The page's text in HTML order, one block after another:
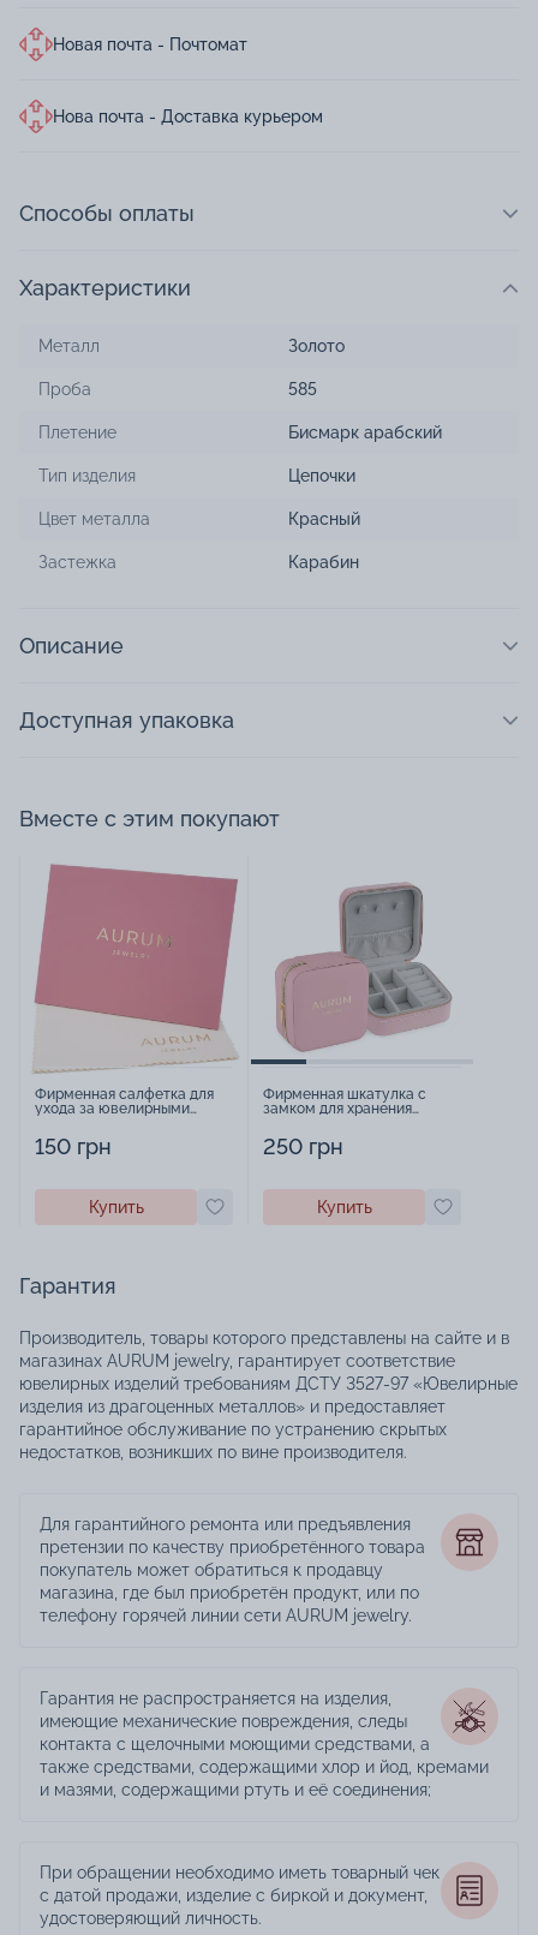
Новая почта - Почтомат
Нова почта - Доставка курьером
Способы оплаты
Характеристики
Металл Золото
Проба 585
Плетение Бисмарк арабский
Тип изделия Цепочки
Цвет металла Красный
Застежка Карабин
Описание
Доступная упаковка
Вместе с этим покупают
Фирменная салфетка для
ухода за ювелирными
150 грн
Купить
Фирменная шкатулка с
замком для хранения
250 грн
Купить
Гарантия
Производитель, товары которого представлены на сайте и в
магазинах AURUM jewelry, гарантирует соответствие
ювелирных изделий требованиям ДСТУ 3527-97 «Ювелирные
изделия из драгоценных металлов» и предоставляет
гарантийное обслуживание по устранению скрытых
недостатков, возникших по вине производителя.
Для гарантийного ремонта или предъявления
претензии по качеству приобретённого товара
покупатель может обратиться к продавцу
магазина, где был приобретён продукт, или по
телефону горячей линии сети AURUM jewelry.
Гарантия не распространяется на изделия,
имеющие механические повреждения, следы
контакта с щелочными моющими средствами, а
также средствами, содержащими хлор и йод, кремами
и мазями, содержащими ртуть и её соединения;
При обращении необходимо иметь товарный чек
с датой продажи, изделие с биркой и документ,
удостоверяющий личность.